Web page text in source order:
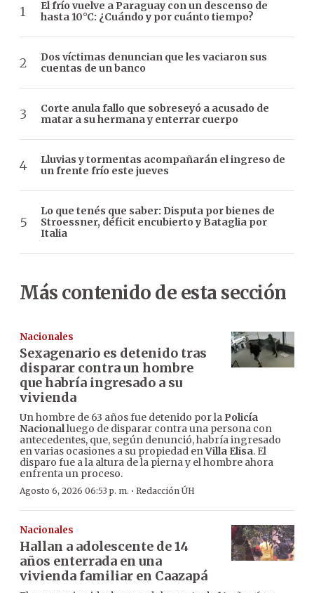
El frío vuelve a Paraguay con un descenso de
hasta 10°C: ¿Cuándo y por cuánto tiempo?
Dos víctimas denuncian que les vaciaron sus
cuentas de un banco
Corte anula fallo que sobreseyó a acusado de
matar a su hermana y enterrar cuerpo
Lluvias y tormentas acompañarán el ingreso de
un frente frío este jueves
Lo que tenés que saber: Disputa por bienes de
Stroessner, déficit encubierto y Bataglia por
Italia
Más contenido de esta sección
Nacionales
Sexagenario es detenido tras
disparar contra un hombre
que habría ingresado a su
vivienda
Un hombre de 63 años fue detenido por la Policía
Nacionalluego de disparar contra una persona con
antecedentes, que, según denunció, habría ingresado
en varias ocasiones a su propiedad enVilla Elisa. El
disparo fue a la altura de la pierna y el hombre ahora
enfrenta un proceso.
Agosto 6, 2026 06:53 p. m. · Redacción ÚH
Nacionales
Hallan a adolescente de 14
años enterrada en una
vivienda familiar en Caazapá